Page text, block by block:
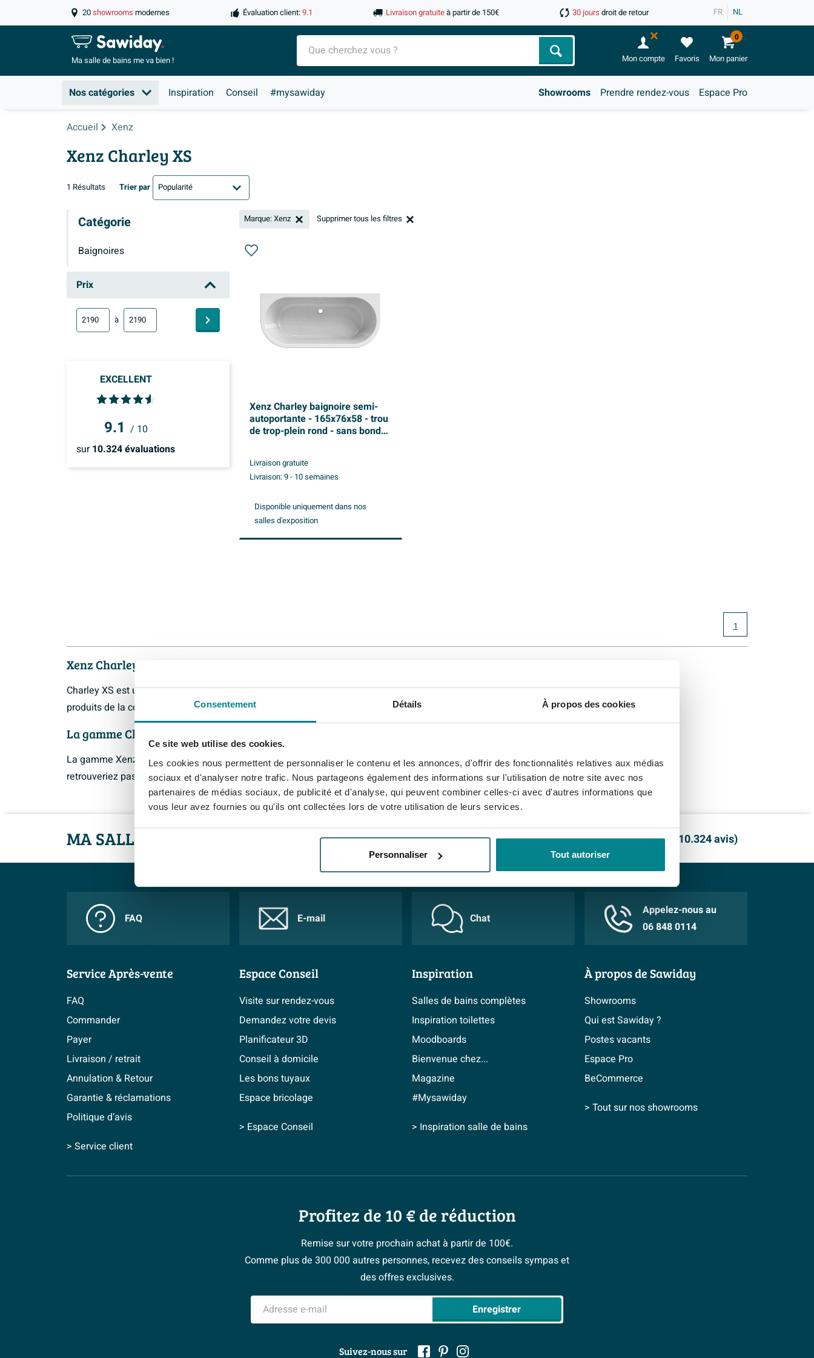
Consentement Détails À propos des cookies
Ce site web utilise des cookies.
Les cookies nous permettent de personnaliser le contenu et les annonces, d'offrir des fonctionnalités relatives aux médias
sociaux et d'analyser notre trafic. Nous partageons également des informations sur l'utilisation de notre site avec nos
partenaires de médias sociaux, de publicité et d'analyse, qui peuvent combiner celles-ci avec d'autres informations que
vous leur avez fournies ou qu'ils ont collectées lors de votre utilisation de leurs services.
Personnaliser Tout autoriser
20showrooms modernes Évaluation client:9.1 Livraison gratuiteà partir de 150€ 30 jours droit de retour FR NL
Ma salle debains me va bien ! Chercher Mon compte Favoris Mon panier
0
Nos catégories Inspiration Conseil #mysawiday Showrooms Prendre rendez-vous Espace Pro
Accueil Xenz
Xenz Charley XS
1 Résultats Trier par
Catégorie
Baignoires
Xenz Charley XS
Prix
à
EXCELLENT
9.1 / 10
sur10.324évaluations
Marque: Xenz Supprimer tous les filtres
Xenz Charley baignoire semi-
autoportante - 165x76x58 - trou
de trop-plein rond - sans bonde
Livraison gratuite
Livraison:9 - 10 semaines
Disponible uniquement dans nos
salles d'exposition
1
Xenz Charley XS
Charley XS est une des séries de la marque Xenz. La gamme Xenz Charley XS est complète. Chez Sawiday, les
produits de la collection Xenz Charley XS vous sont proposés au meilleur prix.
La gamme Charley XS de Xenz
La gamme Xenz est disponible pour une installation dans votre salle de bain ou WC chez Sawiday. Au cas où vous ne
retrouveriez pas votre article Xenz Charley XS en ligne,posez votre question à propos de Xenz Charley XSici.
MA SALLE DE BAINS ME VA BIEN 20 Showrooms 9.1/ 10 10.324 avis)
FAQ E-mail Chat
Appelez-nous au
06 848 0114
Service Après-vente
FAQ
Commander
Payer
Livraison / retrait
Annulation & Retour
Garantie & réclamations
Politique d’avis
> Service client
Espace Conseil
Visite sur rendez-vous
Demandez votre devis
Planificateur 3D
Conseil à domicile
Les bons tuyaux
Espace bricolage
> Espace Conseil
Inspiration
Salles de bains complètes
Inspiration toilettes
Moodboards
Bienvenue chez...
Magazine
#Mysawiday
> Inspiration salle de bains
À propos de Sawiday
Showrooms
Qui est Sawiday ?
Postes vacants
Espace Pro
BeCommerce
> Tout sur nos showrooms
Profitez de 10 € de réduction
Remise sur votre prochain achat à partir de 100€.
Comme plus de 300 000 autres personnes, recevez des conseils sympas et
des offres exclusives.
Adresse e-mail
Enregistrer
Suivez-nous sur